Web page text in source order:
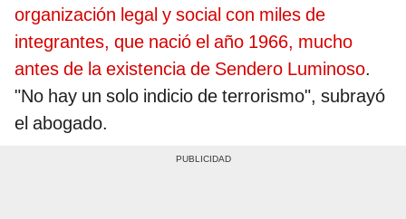
organización legal y social con miles de
integrantes, que nació el año 1966, mucho
antes de la existencia de Sendero Luminoso.
"No hay un solo indicio de terrorismo", subrayó
el abogado.